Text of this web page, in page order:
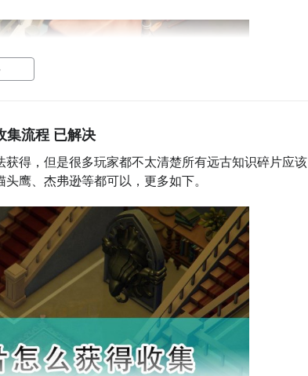
集流程 已解决
得，但是很多玩家都不太清楚所有远古知识碎片应该
鹰、杰弗逊等都可以，更多如下。